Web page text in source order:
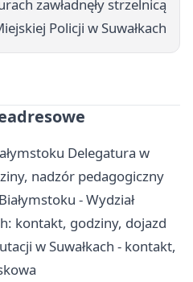
zawładnęły strzelnicą
Policji w Suwałkach
Delegatura w
nadzór pedagogiczny
- Wydział
kontakt, godziny, dojazd
w Suwałkach - kontakt,